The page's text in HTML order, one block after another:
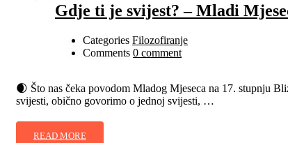
Gdje ti je svijest? – Mladi
Categories Filozofiranje
Comments 0 comment
🌒 Što nas čeka povodom Mladog Mjeseca na 17. stupnju
svijesti, obično govorimo o jednoj svijesti, …
READ MORE